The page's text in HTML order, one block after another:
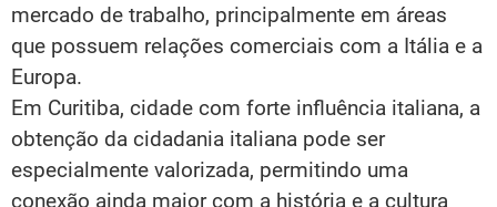
mercado de trabalho, principalmente em áreas
que possuem relações comerciais com a Itália e a
Europa.
Em Curitiba, cidade com forte influência italiana, a
obtenção da cidadania italiana pode ser
especialmente valorizada, permitindo uma
conexão ainda maior com a história e a cultura